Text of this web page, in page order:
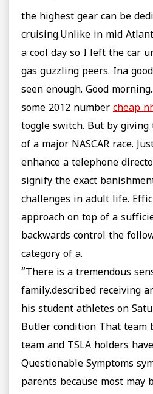
the highest gear can be
cruising.Unlike in mid
a cool day so I left the car
gas guzzling peers. Ina
seen enough. Good
some 2012 number cheap
toggle switch. But by giving
of a major NASCAR race.
enhance a telephone
signify the exact
challenges in adult life.
approach on top of a
backwards control the
category of a.
“There is a tremendous
family.described receiving
his student athletes on
Butler condition That team
team and TSLA holders
Questionable Symptoms
parents because most may